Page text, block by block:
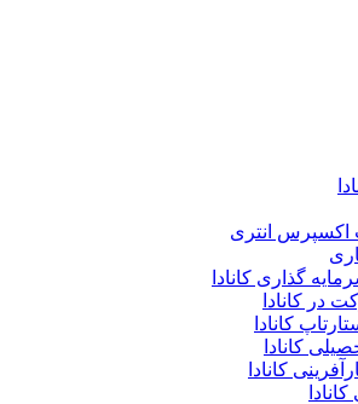
اکسپرس انتری
گذاری کانادا
در کانادا
کانادا
کانادا
کانادا